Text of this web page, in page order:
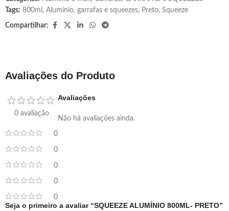
Tags: 800ml , Alumínio, garrafas e squeezes, Preto, Squeeze
Compartilhar:
Avaliações do Produto
0 avaliação
0
0
0
0
0
Avaliações
Não há avaliações ainda.
Seja o primeiro a avaliar “SQUEEZE ALUMÍNIO 800ML- PRETO”